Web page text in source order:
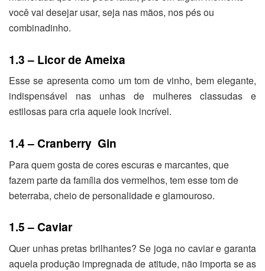
você vai desejar usar, seja nas mãos, nos pés ou
combinadinho.
1.3 – Licor de Ameixa
Esse se apresenta como um tom de vinho, bem elegante,
indispensável nas unhas de mulheres classudas e
estilosas para cria aquele look incrível.
1.4 – Cranberry Gin
Para quem gosta de cores escuras e marcantes, que
fazem parte da família dos vermelhos, tem esse tom de
beterraba, cheio de personalidade e glamouroso.
1.5 – Caviar
Quer unhas pretas brilhantes? Se joga no caviar e garanta
aquela produção impregnada de atitude, não importa se as